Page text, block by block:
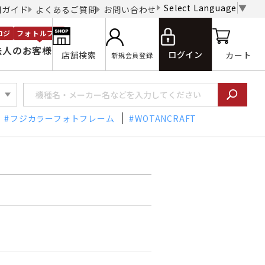
イド よくあるご質問 お問い合わせ Select Language ▼
のお客様
ジ フォトルプロ
店舗検索 新規会員登録 ログイン カート
フジカラーフォトフレーム WOTANCRAFT